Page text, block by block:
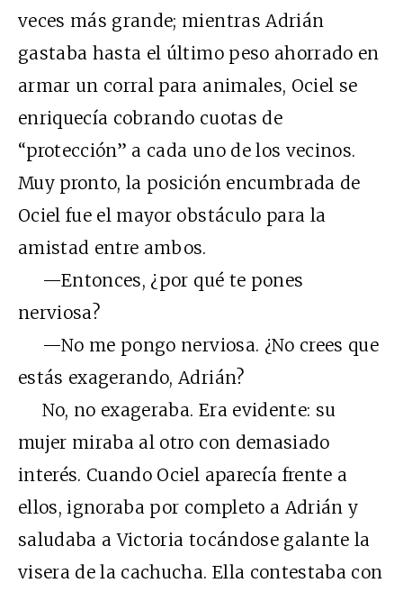
veces más grande; mientras Adrián
gastaba hasta el último peso ahorrado en
armar un corral para animales, Ociel se
enriquecía cobrando cuotas de
“protección” a cada uno de los vecinos.
Muy pronto, la posición encumbrada de
Ociel fue el mayor obstáculo para la
amistad entre ambos.
—Entonces, ¿por qué te pones
nerviosa?
—No me pongo nerviosa. ¿No crees que
estás exagerando, Adrián?
No, no exageraba. Era evidente: su
mujer miraba al otro con demasiado
interés. Cuando Ociel aparecía frente a
ellos, ignoraba por completo a Adrián y
saludaba a Victoria tocándose galante la
visera de la cachucha. Ella contestaba con